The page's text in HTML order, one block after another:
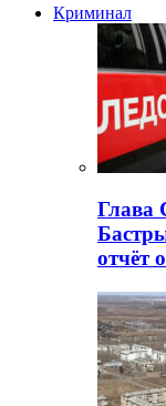
Криминал
Глава
отчёт